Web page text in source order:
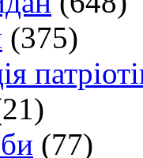
(375)
(77)